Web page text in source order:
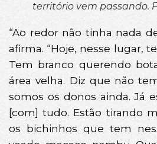
território vem passando.
“Ao redor não tinha nada
afirma. “Hoje, nesse lugar,
Tem branco querendo
área velha. Diz que não
somos os donos ainda. Já
[com] tudo. Estão tirando
os bichinhos que tem